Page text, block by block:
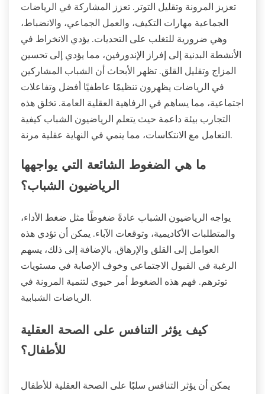
تعزيز المرونة وتقليل التوتر. تعزز المشاركة في الرياضات
الجماعية مهارات التكيف، والعمل الجماعي، والانضباط،
وهي ضرورية للتغلب على التحديات. يؤدي الانخراط في
الأنشطة البدنية إلى إفراز الإندورفين، مما يؤدي إلى تحسين
المزاج وتقليل القلق. تظهر الأبحاث أن الشباب المشاركين
في الرياضات يظهرون تنظيمًا عاطفيًا أفضل وتفاعلات
اجتماعية، مما يساهم في الرفاهية العقلية العامة. تخلق هذه
التجارب بيئة داعمة حيث يتعلم الرياضيون الشباب كيفية
التعامل مع الانتكاسات، مما ينمي في النهاية عقلية مرنة.
ما هي الضغوط الشائعة التي يواجهها
الرياضيون الشباب؟
يواجه الرياضيون الشباب عادةً ضغوطًا مثل ضغط الأداء،
والمتطلبات الأكاديمية، وتوقعات الآباء. يمكن أن تؤدي هذه
العوامل إلى القلق والإرهاق. بالإضافة إلى ذلك، يسهم
الرغبة في القبول الاجتماعي وخوف الإصابة في مستويات
توترهم. فهم هذه الضغوط أمر حيوي لتنمية المرونة في
الرياضات الشبابية.
كيف يؤثر التنافس على الصحة العقلية
للأطفال؟
يمكن أن يؤثر التنافس سلبًا على الصحة العقلية للأطفال